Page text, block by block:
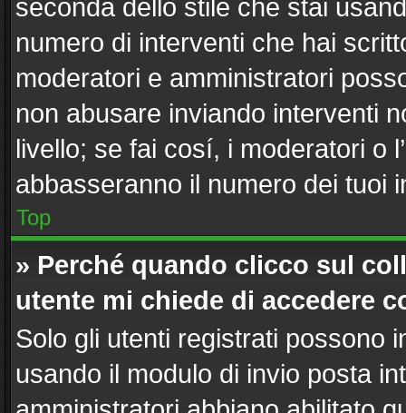
seconda dello stile che stai
numero di interventi che hai
moderatori e amministratori
non abusare inviando interventi
livello; se fai cosí, i moderatori o
abbasseranno il numero dei tuoi
Top
» Perché quando clicco sul
utente mi chiede di accedere
Solo gli utenti registrati possono
usando il modulo di invio posta